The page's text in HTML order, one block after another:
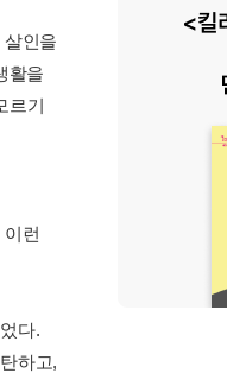
인을
활을
르기
런
다.
하고,